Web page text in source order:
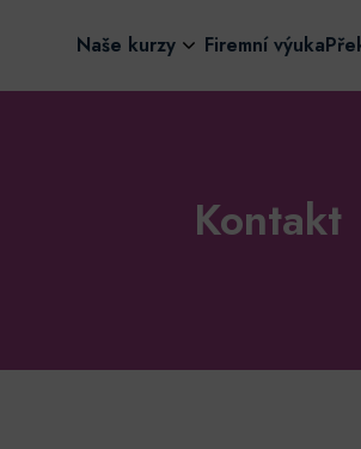
Naše kurzy Firemní výuka
Kontakt